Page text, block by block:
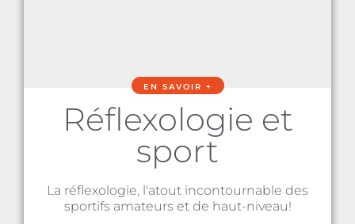
Réflexologie et
sport
La réflexologie, l'atout incontournable des
sportifs amateurs et de haut-niveau!
EN SAVOIR +